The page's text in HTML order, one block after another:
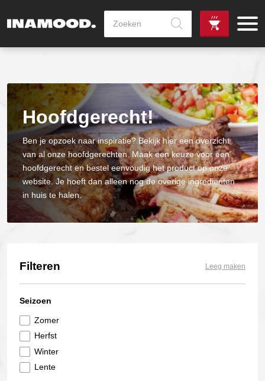
leverdag
vanaf €100,-
Hoofdgerecht!
Ben je opzoek naar inspiratie? Bekijk hier een overzicht
van al onze hoofdgerechten. Maak een keuze voor een
hoofdgerecht en bestel eenvoudig het product op onze
website. Je hoeft dan alleen nog de overige ingrediënten
in huis te halen.
Filteren Leeg maken
Seizoen
Zomer
Herfst
Winter
Lente